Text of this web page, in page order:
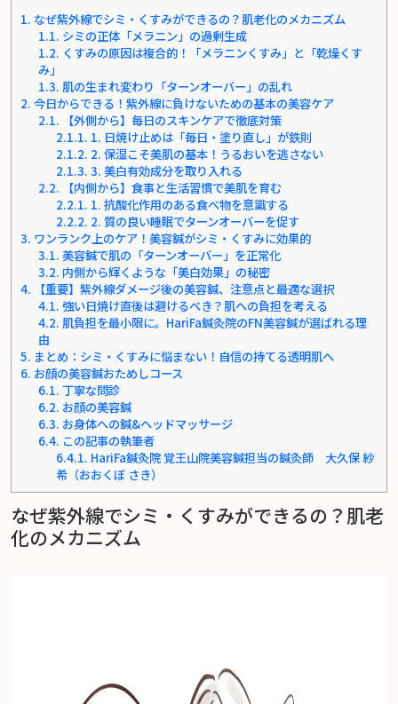
1. なぜ紫外線でシミ・くすみができるの？肌老化のメカニズム
1.1. シミの正体「メラニン」の過剰生成
1.2. くすみの原因は複合的！「メラニンくすみ」と「乾燥くす
み」
1.3. 肌の生まれ変わり「ターンオーバー」の乱れ
2. 今日からできる！紫外線に負けないための基本の美容ケア
2.1. 【外側から】毎日のスキンケアで徹底対策
2.1.1. 1. 日焼け止めは「毎日・塗り直し」が鉄則
2.1.2. 2. 保湿こそ美肌の基本！うるおいを逃さない
2.1.3. 3. 美白有効成分を取り入れる
2.2. 【内側から】食事と生活習慣で美肌を育む
2.2.1. 1. 抗酸化作用のある食べ物を意識する
2.2.2. 2. 質の良い睡眠でターンオーバーを促す
3. ワンランク上のケア！美容鍼がシミ・くすみに効果的
3.1. 美容鍼で肌の「ターンオーバー」を正常化
3.2. 内側から輝くような「美白効果」の秘密
4. 【重要】紫外線ダメージ後の美容鍼、注意点と最適な選択
4.1. 強い日焼け直後は避けるべき？肌への負担を考える
4.2. 肌負担を最小限に。HariFa鍼灸院のFN美容鍼が選ばれる理
由
5. まとめ：シミ・くすみに悩まない！自信の持てる透明肌へ
6. お顔の美容鍼おためしコース
6.1. 丁寧な問診
6.2. お顔の美容鍼
6.3. お身体への鍼&ヘッドマッサージ
6.4. この記事の執筆者
6.4.1. HariFa鍼灸院 覚王山院美容鍼担当の鍼灸師 大久保 紗
希（おおくぼ さき）
なぜ紫外線でシミ・くすみができるの？肌老
化のメカニズム